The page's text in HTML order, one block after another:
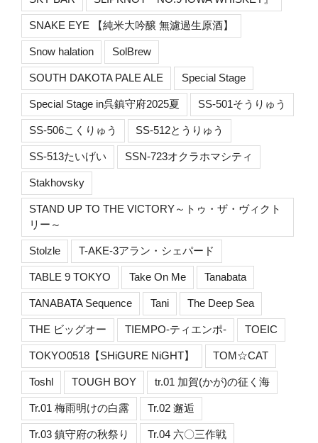
SNAKE EYE 【純米大吟醸 無濾過生原酒】
Snow halation SolBrew
SOUTH DAKOTA PALE ALE Special Stage
Special Stage in呉鎮守府2025夏 SS-501そうりゅう
SS-506こくりゅう SS-512とうりゅう
SS-513たいげい SSN-723オクラホマシティ
Stakhovsky
STAND UP TO THE VICTORY～トゥ・ザ・ヴィクト
リー～
Stolzle T-AKE-3アラン・シェパード
TABLE 9 TOKYO Take On Me Tanabata
TANABATA Sequence Tani The Deep Sea
THE ビッグオー TIEMPO-ティエンポ- TOEIC
TOKYO0518【SHiGURE NiGHT】 TOM☆CAT
Toshl TOUGH BOY tr.01 加賀(かが)の征く海
Tr.01 梅雨明けの白露 Tr.02 邂逅
Tr.03 鎮守府の秋祭り Tr.04 六〇三作戦